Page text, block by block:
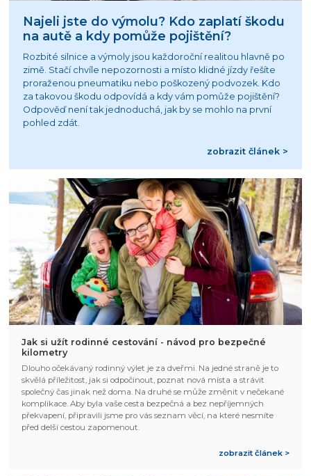
Najeli jste do výmolu? Kdo zaplatí škodu
na autě a kdy pomůže pojištění?
Rozbité silnice a výmoly jsou každoroční realitou hlavně po
zimě. Stačí chvíle nepozornosti a místo klidné jízdy řešíte
proraženou pneumatiku nebo poškozený podvozek. Kdo
za takovou škodu odpovídá a kdy vám pomůže pojištění?
Odpověď není tak jednoduchá, jak by se mohlo na první
pohled zdát.
zobrazit článek >
Jak si užít rodinné cestování - návod pro bezpečné
kilometry
Dlouho očekávaný rodinný výlet je za dveřmi. Na jedné straně je to
skvělá příležitost, jak si odpočinout, poznat nová místa a strávit
společný čas jinak než doma. Na druhé se může změnit v nečekané
komplikace. Aby byla vaše cesta bezpečná a bez nepříjemných
překvapení, připravili jsme pro vás seznam věcí, na které nesmíte
před delší cestou zapomenout.
zobrazit článek >